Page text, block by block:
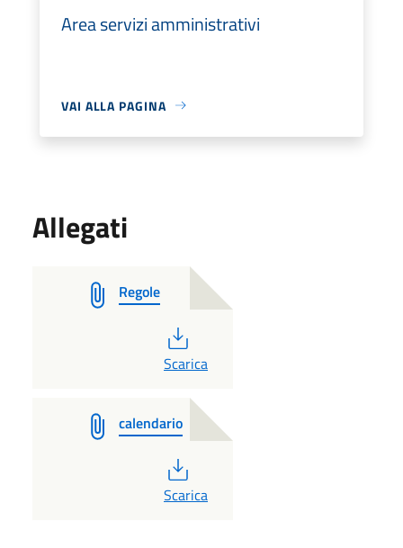
Area servizi amministrativi
VAI ALLA PAGINA
Allegati
Regole
PDF
Scarica
calendario
PDF
Scarica